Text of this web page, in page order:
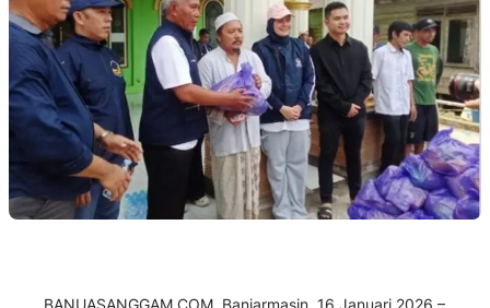
BANUASANGGAM.COM ,Banjarmasin, 16 Januari 2026 –